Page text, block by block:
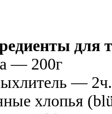
для
— 200г
—
хлопья